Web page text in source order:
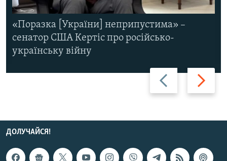
Назад Вперед
«Поразка [України] неприпустима» –
сенатор США Кертіс про російсько-
українську війну
ДОЛУЧАЙСЯ!